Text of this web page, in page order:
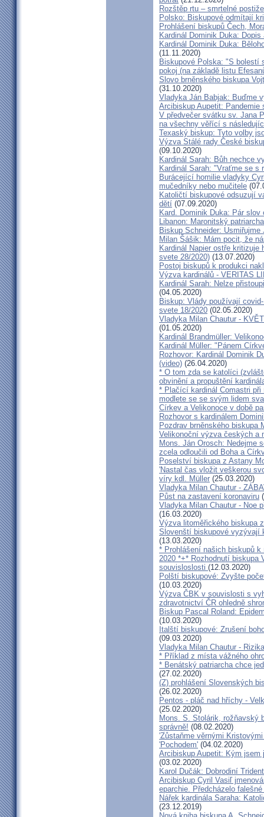
Rozštěp rtu – smrtelné
Polsko: Biskupové odmítají
Prohlášení biskupů Čech,
Kardinál Dominik Duka:
Kardinál Dominik Duka:
(11.11.2020)
Biskupové Polska: "S bolestí
pokoj (na základě listu
Slovo brněnského biskupa
(31.10.2020)
Vladyka Ján Babjak: Buďme
Arcibiskup Aupetit: Pandemie
V předvečer svátku sv. Jana
na všechny věřící s
Texaský biskup: Tyto volby
Výzva Stálé rady České
(09.10.2020)
Kardinál Sarah: Bůh nechce
Kardinál Sarah: "Vraťme se s
Burácející homilie vladyky
mučedníky nebo mučitele
Katoličtí biskupové odsuzují
dětí (07.09.2020)
Kard. Dominik Duka: Pár slov
Libanon: Maronitský
Biskup Schneider:
Milan Šášik: Mám pocit, že
Kardinál Napier ostře
svete 28/2020) (13.07.2020)
Postoj biskupů k produkci
Výzva kardinálů - VERITAS
Kardinál Sarah: Nelze
(04.05.2020)
Biskup: Vlády používají
svete 18/2020 (02.05.2020)
Vladyka Milan Chautur -
(01.05.2020)
Kardinál Brandmüller:
Kardinál Müller: "Pánem
Rozhovor: Kardinál Dominik
(video) (26.04.2020)
* O tom zda se katolíci
obvinění a propuštění
* Plačící kardinál Comastri
modlete se se svým lidem
Církev a Velikonoce v době
Rozhovor s kardinálem
Pozdrav brněnského biskupa
Velikonoční výzva českých a
Mons. Ján Orosch: Nedejme
zcela odloučili od Boha a
Poselství biskupa z Astany
'Nastal čas vložit veškerou
víry kdl. Müller (25.03.2020)
Vladyka Milan Chautur -
Půst na zastavení koronaviru
Vladyka Milan Chautur - Noe
(16.03.2020)
Výzva litoměřického biskupa
Slovenští biskupové vyzývají
(13.03.2020)
* Prohlášení našich biskupů
2020 *+* Rozhodnutí biskupa
souvisloslosti (12.03.2020)
Polští biskupové: Zvyšte
(10.03.2020)
Výzva ČBK v souvislosti s
zdravotnictví ČR ohledně
Biskup Pascal Roland:
(10.03.2020)
Italští biskupové: Zrušení
(09.03.2020)
Vladyka Milan Chautur -
* Příklad z místa vážného
* Benátský patriarcha chce
(27.02.2020)
(Z) prohlášení Slovenských
(26.02.2020)
Pentos - pláč nad hříchy -
(25.02.2020)
Mons. S. Stolárik, rožňavský
správně! (08.02.2020)
'Zůstaňme věrnými
'Pochodem' (04.02.2020)
Arcibiskup Aupetit: Kým jsem
(03.02.2020)
Karol Dučák: Dobrodiní
Arcibiskup Cyril Vasiľ
eparchie. Předcházelo
Nářek kardinála Saraha:
(23.12.2019)